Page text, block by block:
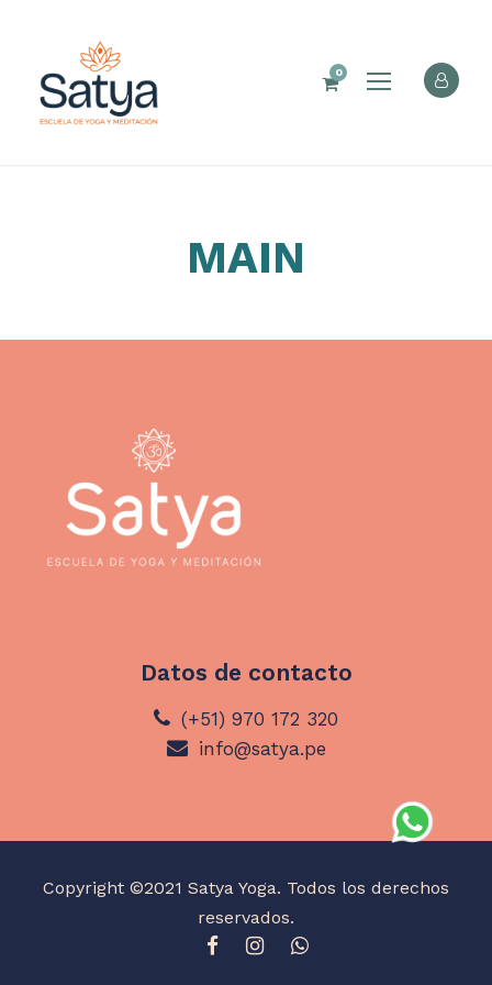
0
MAIN
Datos de contacto
(+51) 970 172 320
info@satya.pe
Copyright ©2021 Satya Yoga. Todos los derechos
reservados.